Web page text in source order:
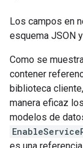
Los campos en
esquema JSON
Como se
contener
biblioteca
manera eficaz
modelos de